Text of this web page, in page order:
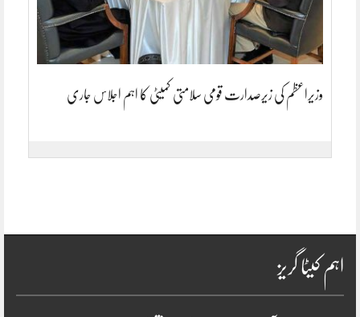
وزیراعظم کی زیرصدارت قومی سلامتی کمیٹی کا اہم اجلاس جاری
اہم کیٹا گریز